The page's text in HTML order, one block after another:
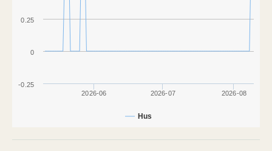
Hus
2026-06 2026-07 2026-08
0
-0.25
0.25